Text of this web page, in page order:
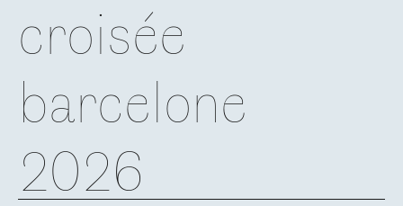
croisée
barcelone
2026